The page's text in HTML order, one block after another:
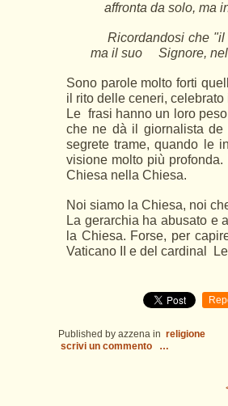
affronta da solo, ma
Ricordandosi che "il
ma il suo Signore,
Sono parole molto forti
il rito delle ceneri,
Le frasi hanno un loro
che ne dà il giornalista
segrete trame, quando le
visione molto più
Chiesa nella Chiesa.
Noi siamo la Chiesa, noi
La gerarchia ha abusato e
la Chiesa. Forse, per
Vaticano II e del cardinal
Published by azzena in religione
scrivi un commento
…